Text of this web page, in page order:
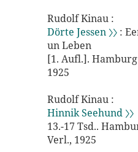
Rudolf Kinau :
Dörte Jessen 〉〉 :
un Leben
[1. Aufl.].
1925
Rudolf Kinau :
Hinnik Seehund 〉〉
13.-17 Tsd..
Verl., 1925